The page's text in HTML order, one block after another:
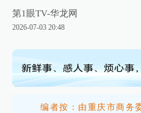
第1眼TV-华龙网
2026-07-03 20:48
编者按：由重庆市商务